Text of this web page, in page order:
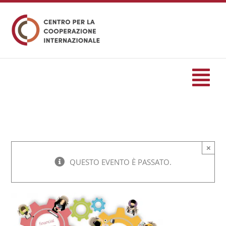
contenuto
Eventi
Servizi
QUESTO EVENTO È PASSATO.
×